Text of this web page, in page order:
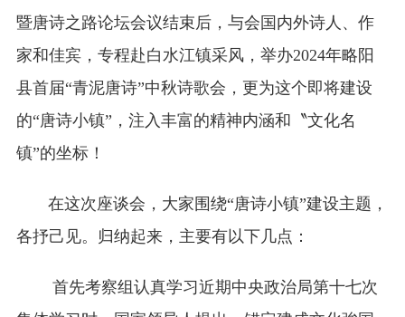
暨唐诗之路论坛会议结束后，与会国内外诗人、作
家和佳宾，专程赴白水江镇采风，举办2024年略阳
县首届“青泥唐诗”中秋诗歌会，更为这个即将建设
的“唐诗小镇”，注入丰富的精神内涵和〝文化名
镇”的坐标！
在这次座谈会，大家围绕“唐诗小镇”建设主题，
各抒己见。归纳起来，主要有以下几点：
首先考察组认真学习近期中央政治局第十七次